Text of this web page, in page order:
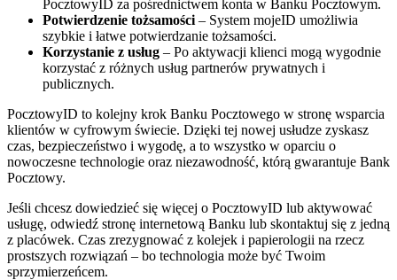
PocztowyID za pośrednictwem konta w Banku Pocztowym.
Potwierdzenie tożsamości – System mojeID umożliwia
szybkie i łatwe potwierdzanie tożsamości.
Korzystanie z usług – Po aktywacji klienci mogą wygodnie
korzystać z różnych usług partnerów prywatnych i
publicznych.
PocztowyID to kolejny krok Banku Pocztowego w stronę wsparcia
klientów w cyfrowym świecie. Dzięki tej nowej usłudze zyskasz
czas, bezpieczeństwo i wygodę, a to wszystko w oparciu o
nowoczesne technologie oraz niezawodność, którą gwarantuje Bank
Pocztowy.
Jeśli chcesz dowiedzieć się więcej o PocztowyID lub aktywować
usługę, odwiedź stronę internetową Banku lub skontaktuj się z jedną
z placówek. Czas zrezygnować z kolejek i papierologii na rzecz
prostszych rozwiązań – bo technologia może być Twoim
sprzymierzeńcem.